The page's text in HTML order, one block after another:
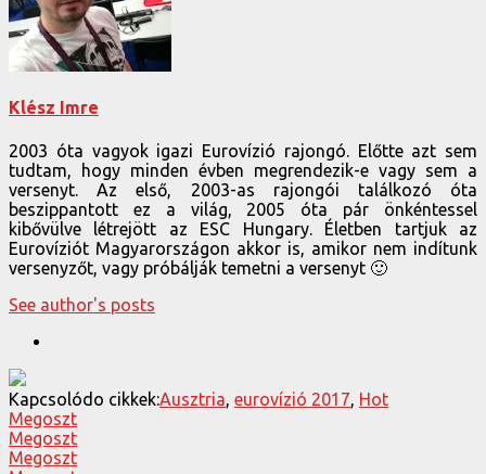
Klész Imre
2003 óta vagyok igazi Eurovízió rajongó. Előtte azt sem
tudtam, hogy minden évben megrendezik-e vagy sem a
versenyt. Az első, 2003-as rajongói találkozó óta
beszippantott ez a világ, 2005 óta pár önkéntessel
kibővülve létrejött az ESC Hungary. Életben tartjuk az
Eurovíziót Magyarországon akkor is, amikor nem indítunk
versenyzőt, vagy próbálják temetni a versenyt 🙂
See author's posts
Kapcsolódo cikkek:Ausztria eurovízió 2017 Hot
Megoszt
Megoszt
Megoszt